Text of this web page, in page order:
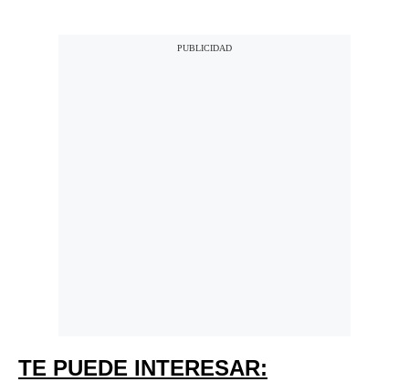
TE PUEDE INTERESAR: